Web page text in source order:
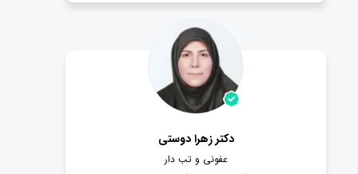
دکتر زهرا دوستی
عفونی و تب دار